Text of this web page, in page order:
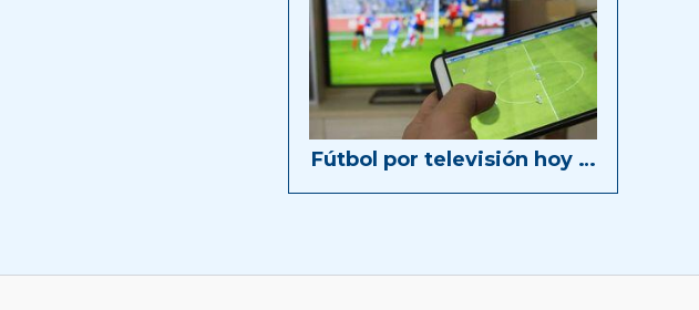
Fútbol por televisión hoy …